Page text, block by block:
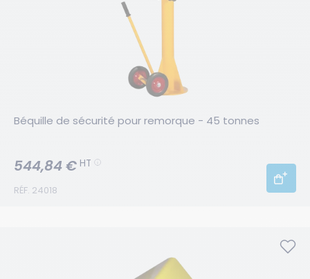
Béquille de sécurité pour remorque - 45 tonnes
RÉF. 24018
544,84 € HT